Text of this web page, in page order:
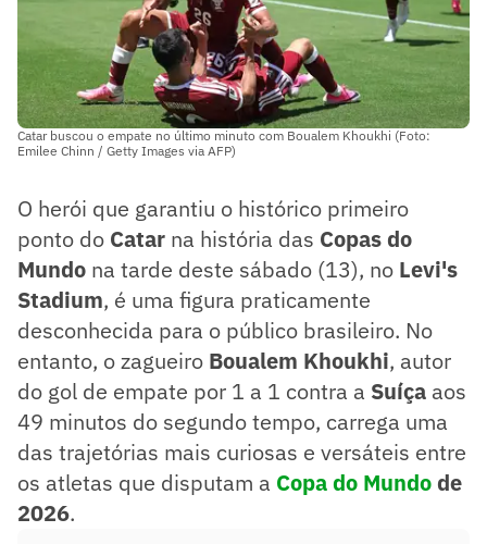
Catar buscou o empate no último minuto com Boualem Khoukhi (Foto:
Emilee Chinn / Getty Images via AFP)
O herói que garantiu o histórico primeiro
ponto do Catar na história das Copas do
Mundo na tarde deste sábado (13), no Levi's
Stadium, é uma figura praticamente
desconhecida para o público brasileiro. No
entanto, o zagueiro Boualem Khoukhi, autor
do gol de empate por 1 a 1 contra a Suíça aos
49 minutos do segundo tempo, carrega uma
das trajetórias mais curiosas e versáteis entre
os atletas que disputam a Copa do Mundo de
2026.